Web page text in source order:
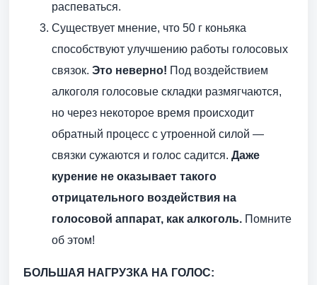
распеваться.
Существует мнение, что 50 г коньяка
способствуют улучшению работы голосовых
связок. Это неверно! Под воздействием
алкоголя голосовые складки размягчаются,
но через некоторое время происходит
обратный процесс с утроенной силой —
связки сужаются и голос садится. Даже
курение не оказывает такого
отрицательного воздействия на
голосовой аппарат, как алкоголь. Помните
об этом!
БОЛЬШАЯ НАГРУЗКА НА ГОЛОС: